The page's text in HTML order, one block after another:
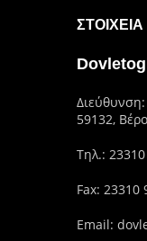
59132,
Τηλ.:
Fax: 23310
Email: